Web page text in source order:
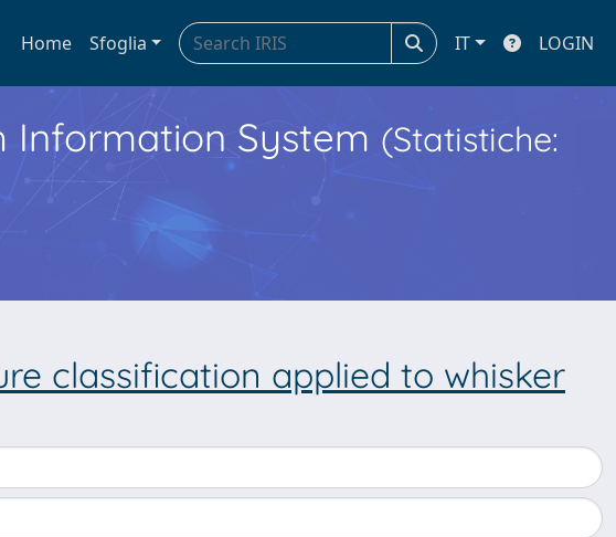
Home Sfoglia IT LOGIN
Information System (Statistiche:
classification applied to whisker